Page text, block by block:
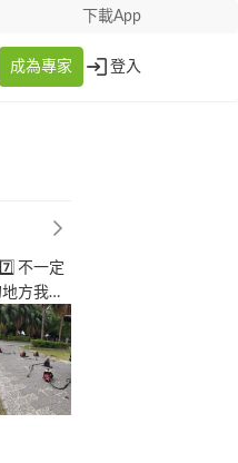
下載App
成為專家 登入
不一定
方我們
1️⃣：墓
墓園內
清潔石材
的大日
是國人